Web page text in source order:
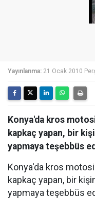
Yayınlanma: 21 Ocak 2010
Konya'da kros
kapkaç yapan, bir
yapmaya teşebbüs
Konya'da kros
kapkaç yapan, bir
yapmaya teşebbüs